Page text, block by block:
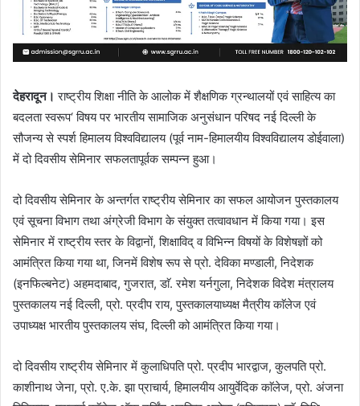
देहरादून। राष्ट्रीय शिक्षा नीति के आलोक में शैक्षणिक ग्रन्थालयों एवं साहित्य का
बदलता स्वरूप‘ विषय पर भारतीय सामाजिक अनुसंधान परिषद नई दिल्ली के
सौजन्य से स्पर्श हिमालय विश्वविद्यालय (पूर्व नाम-हिमालयीय विश्वविद्यालय डोईवाला)
में दो दिवसीय सेमिनार सफलतापूर्वक सम्पन्न हुआ।
दो दिवसीय सेमिनार के अन्तर्गत राष्ट्रीय सेमिनार का सफल आयोजन पुस्तकालय
एवं सूचना विभाग तथा अंग्रेजी विभाग के संयुक्त तत्वावधान में किया गया। इस
सेमिनार में राष्ट्रीय स्तर के विद्वानों, शिक्षाविद् व विभिन्न विषयों के विशेषज्ञों को
आमंत्रित किया गया था, जिनमें विशेष रूप से प्रो. देविका मण्डाली, निदेशक
(इनफिल्बनेट) अहमदाबाद, गुजरात, डाॅ. रमेश यर्नगुला, निदेशक विदेश मंत्रालय
पुस्तकालय नई दिल्ली, प्रो. प्रदीप राय, पुस्तकालयाध्यक्ष मैत्रीय काॅलेज एवं
उपाध्यक्ष भारतीय पुस्तकालय संघ, दिल्ली को आमंत्रित किया गया।
दो दिवसीय राष्ट्रीय सेमिनार में कुलाधिपति प्रो. प्रदीप भारद्वाज, कुलपति प्रो.
काशीनाथ जेना, प्रो. ए.के. झा प्राचार्य, हिमालयीय आयुर्वेदिक काॅलेज, प्रो. अंजना